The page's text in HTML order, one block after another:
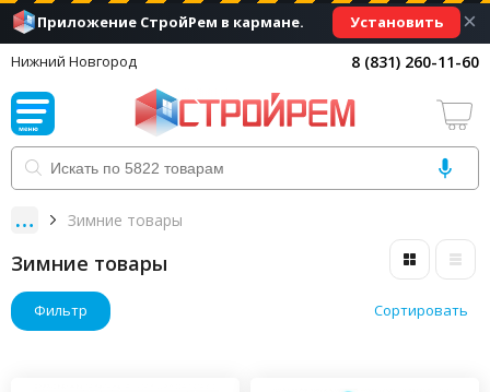
Приложение СтройРем в кармане. Установить ×
Нижний Новгород 8 (831) 260-11-60
Зимние товары
Зимние товары
Фильтр Сортировать